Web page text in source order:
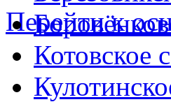
Перейти к
Котовское